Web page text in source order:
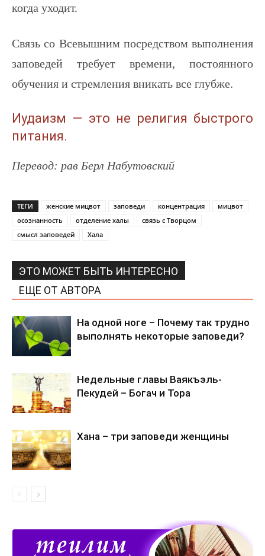
когда уходит.
Связь со Всевышним посредством выполнения
заповедей требует времени, постоянного
обучения и стремления вникать все глубже.
Иудаизм — это не религия быстрого
питания.
Перевод: рав Берл Набутовский
ТЕГИ женские мицвот заповеди концентрация
мицвот
осознанность
отделение халы
связь с Творцом
смысл заповедей
Хала
ЭТО МОЖЕТ БЫТЬ ИНТЕРЕСНО
ЕЩЕ ОТ АВТОРА
На одной ноге – Почему так трудно
выполнять некоторые заповеди?
Недельные главы Ваякъэль-
Пекудей – Богач и Тора
Хана – три заповеди женщины